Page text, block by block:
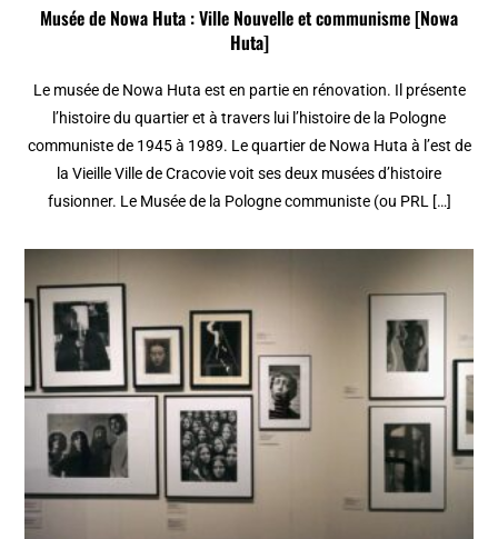
Musée de Nowa Huta : Ville Nouvelle et communisme [Nowa
Huta]
Le musée de Nowa Huta est en partie en rénovation. Il présente
l’histoire du quartier et à travers lui l’histoire de la Pologne
communiste de 1945 à 1989. Le quartier de Nowa Huta à l’est de
la Vieille Ville de Cracovie voit ses deux musées d’histoire
fusionner. Le Musée de la Pologne communiste (ou PRL […]